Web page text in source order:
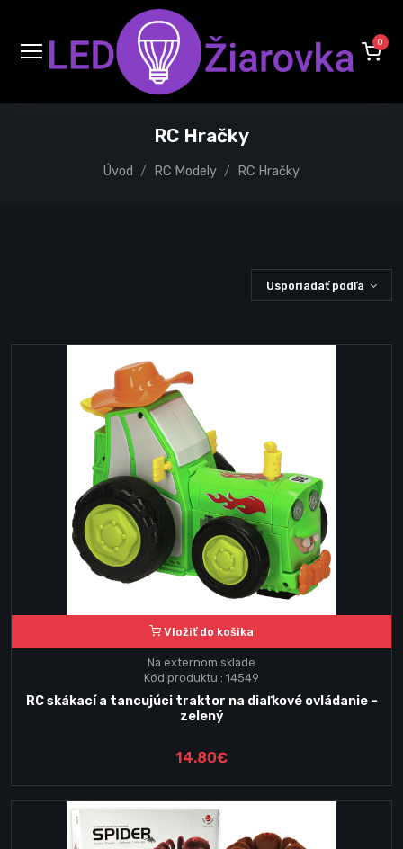
0
RC Hračky
Úvod RC Modely RC Hračky
Usporiadať podľa
Vložiť do košika
Na externom sklade
Kód produktu : 14549
RC skákací a tancujúci traktor na diaľkové ovládanie –
zelený
14.80€